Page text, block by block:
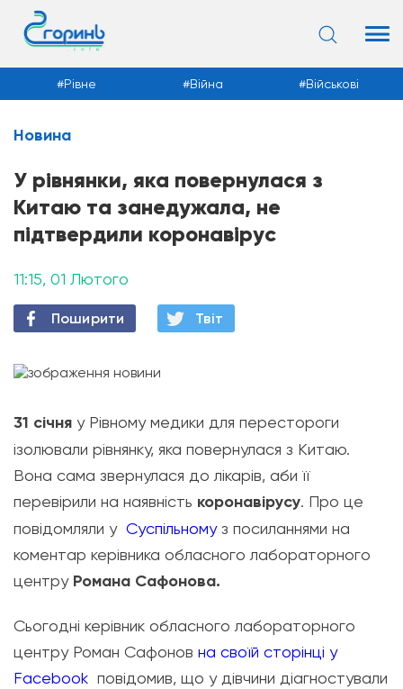
Новини
Рівне Війна Військові
Новина
У рівнянки, яка повернулася з
Китаю та занедужала, не
підтвердили коронавірус
11:15, 01 Лютого
Поширити Твiт
31 січня у Рівному медики для перестороги
ізолювали рівнянку, яка повернулася з Китаю.
Вона сама звернулася до лікарів, аби її
перевірили на наявність коронавірусу. Про це
повідомляли у Суспільномуз посиланнями на
коментар керівника обласного лабораторного
центру Романа Сафонова.
Сьогодні керівник обласного лабораторного
центру Роман Сафонов на своїй сторінці у
Facebook повідомив, що у дівчини діагностували